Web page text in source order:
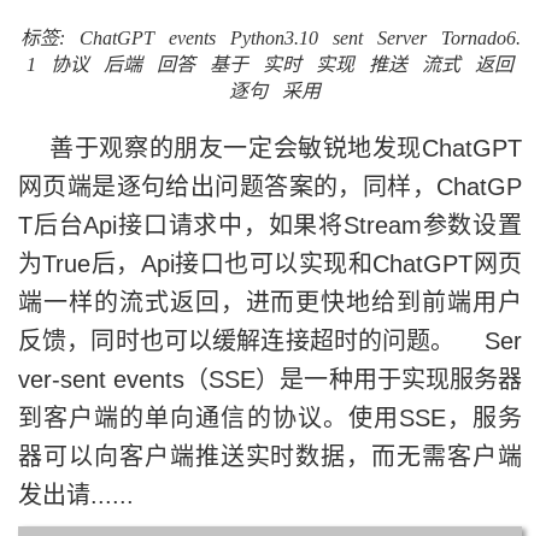
标签: ChatGPT events Python3.10 sent Server
Tornado6.
1
协议 后端 回答 基于 实时 实现 推送 流式
返回
逐句
采用
善于观察的朋友一定会敏锐地发现ChatGPT
网页端是逐句给出问题答案的，同样，ChatGP
T后台Api接口请求中，如果将Stream参数设置
为True后，Api接口也可以实现和ChatGPT网页
端一样的流式返回，进而更快地给到前端用户
反馈，同时也可以缓解连接超时的问题。 Ser
ver-sent events（SSE）是一种用于实现服务器
到客户端的单向通信的协议。使用SSE，服务
器可以向客户端推送实时数据，而无需客户端
发出请......